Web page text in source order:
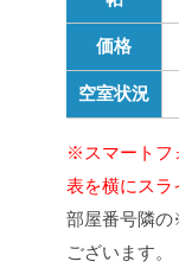
※スマートフ
表を横にスラ
部屋番号隣
ございます。